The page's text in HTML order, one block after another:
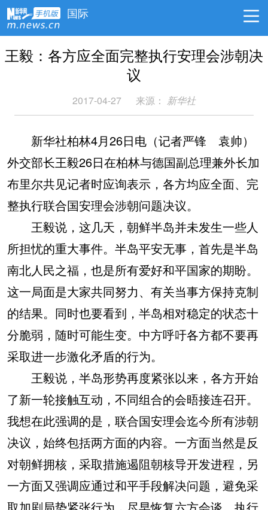
国际
王毅：各方应全面完整执行安理会涉朝决
议
2017-04-27 来源： 新华社
新华社柏林4月26日电（记者严锋 袁帅）
外交部长王毅26日在柏林与德国副总理兼外长加
布里尔共见记者时应询表示，各方均应全面、完
整执行联合国安理会涉朝问题决议。
王毅说，这几天，朝鲜半岛并未发生一些人
所担忧的重大事件。半岛平安无事，首先是半岛
南北人民之福，也是所有爱好和平国家的期盼。
这一局面是大家共同努力、有关当事方保持克制
的结果。同时也要看到，半岛相对稳定的状态十
分脆弱，随时可能生变。中方呼吁各方都不要再
采取进一步激化矛盾的行为。
王毅说，半岛形势再度紧张以来，各方开始
了新一轮接触互动，不同组合的会晤接连召开。
我想在此强调的是，联合国安理会迄今所有涉朝
决议，始终包括两方面的内容。一方面当然是反
对朝鲜拥核，采取措施遏阻朝核导开发进程，另
一方面又强调应通过和平手段解决问题，避免采